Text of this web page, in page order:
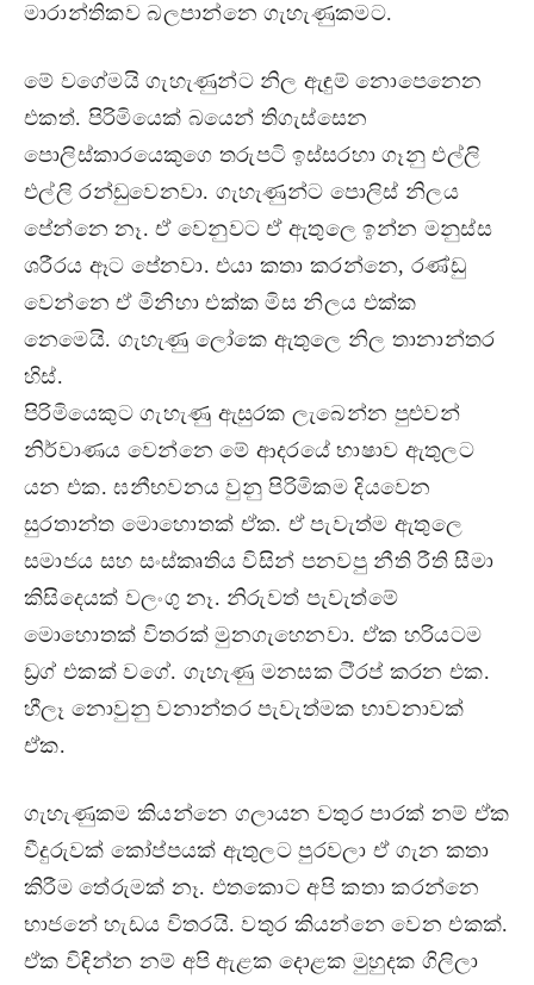
මාරාන්තිකව බලපාන්නෙ ගැහැණුකමට.
මේ වගේමයි ගැහැණුන්ට නිල ඇඳුම් නොපෙනෙන
එකත්. පිරිමියෙක් බයෙන් තිගැස්සෙන
පොලිස්කාරයෙකුගෙ තරුපටි ඉස්සරහා ගෑනු එල්ලි
එල්ලි රන්ඩුවෙනවා. ගැහැණුන්ට පොලිස් නිලය
පේන්නෙ නෑ. ඒ වෙනුවට ඒ ඇතුලෙ ඉන්න මනුස්ස
ශරීරය ඈට පේනවා. එයා කතා කරන්නෙ, රණ්ඩු
වෙන්නෙ ඒ මිනිහා එක්ක මිස නිලය එක්ක
නෙමෙයි. ගැහැණු ලෝකෙ ඇතුලෙ නිල තානාන්තර
හිස්.
පිරිමියෙකුට ගැහැණු ඇසුරක ලැබෙන්න පුළුවන්
නිර්වාණය වෙන්නෙ මේ ආදරයේ භාෂාව ඇතුලට
යන එක. ඝනීභවනය වුනු පිරිමිකම දියවෙන
සුරතාන්ත මොහොතක් ඒක. ඒ පැවැත්ම ඇතුලෙ
සමාජය සහ සංස්කෘතිය විසින් පනවපු නීති රීති සීමා
කිසිදෙයක් වලංගු නෑ. නිරුවත් පැවැත්මේ
මොහොතක් විතරක් මුනගැහෙනවා. ඒක හරියටම
ඩ්‍රග් එකක් වගේ. ගැහැණු මනසක ටි්‍රප් කරන එක.
හීලෑ නොවුනු වනාන්තර පැවැත්මක භාවනාවක්
ඒක.
ගැහැණුකම කියන්නෙ ගලායන වතුර පාරක් නම් ඒක
වීදුරුවක් කෝප්පයක් ඇතුලට පුරවලා ඒ ගැන කතා
කිරීම තේරුමක් නෑ. එතකොට අපි කතා කරන්නෙ
භාජනේ හැඩය විතරයි. වතුර කියන්නෙ වෙන එකක්.
ඒක විඳින්න නම් අපි ඇළක දොළක මුහුදක ගිලිලා